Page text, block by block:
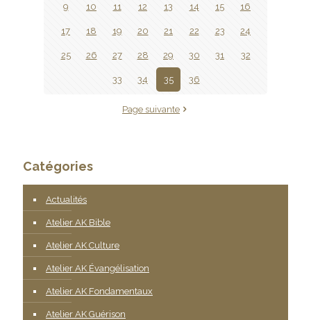
9 10 11 12 13 14 15 16
17 18 19 20 21 22 23 24
25 26 27 28 29 30 31 32
33 34 35 36
Page suivante
Catégories
Actualités
Atelier AK Bible
Atelier AK Culture
Atelier AK Évangélisation
Atelier AK Fondamentaux
Atelier AK Guérison